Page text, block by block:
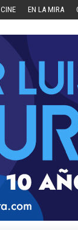
CINE EN LA MIRA